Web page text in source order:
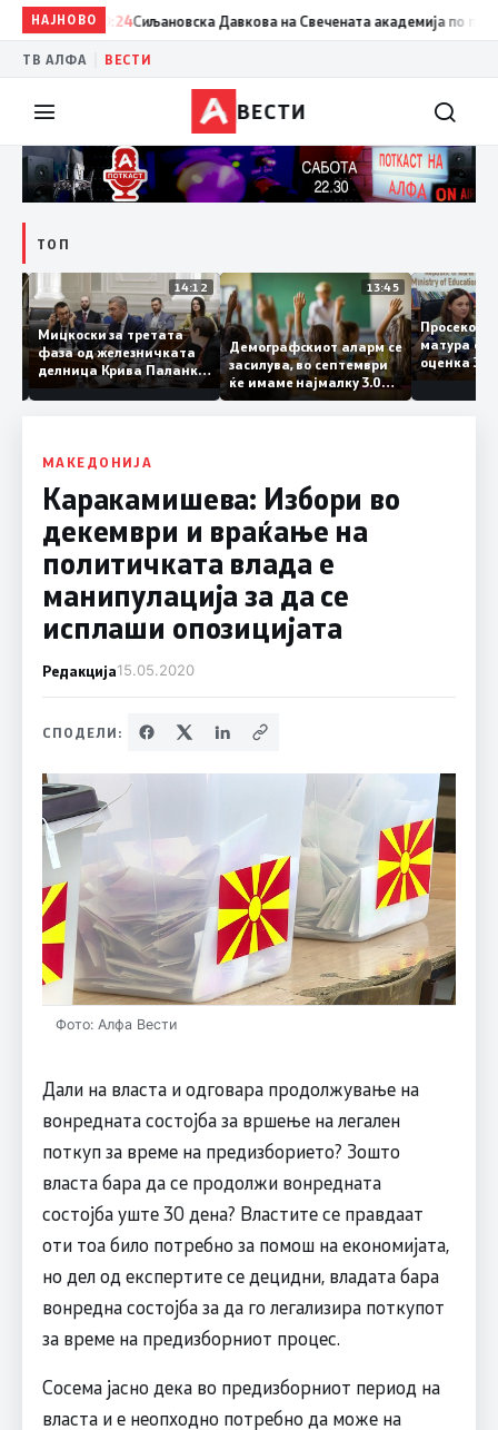
НАЈНОВО
20:24 Сиљановска Давкова на Свечената академија по повод
ТВ АЛФА ВЕСТИ
ВЕСТИ
ТОП
15:20 14:12
Мицкоски за третата
фаза од железничката
делница Крива Паланка
– Деве Баир: Проектот
нема да заврши на
целина
13:45
Демографскиот аларм се
засилува, во септември
ќе имаме најмалку 3.000
првачиња помалку
матура
оценка
МАКЕДОНИЈА
Каракамишева: Избори во
декември и враќање на
политичката влада е
манипулација за да се
исплаши опозицијата
Редакција15.05.2020
СПОДЕЛИ:
Фото: Алфа Вести
Дали на власта и одговара продолжување на
вонредната состојба за вршење на легален
поткуп за време на предизборието? Зошто
власта бара да се продолжи вонредната
состојба уште 30 дена? Властите се правдаат
оти тоа било потребно за помош на економијата,
но дел од експертите се децидни, владата бара
вонредна состојба за да го легализира поткупот
за време на предизборниот процес.
Сосема јасно дека во предизборниот период на
власта и е неопходно потребно да може на